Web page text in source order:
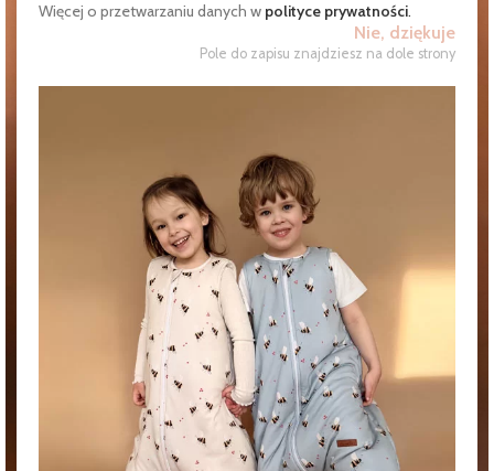
Więcej o przetwarzaniu danych w polityce prywatności.
Nie, dziękuje
Pole do zapisu znajdziesz na dole strony
Click to enlarge